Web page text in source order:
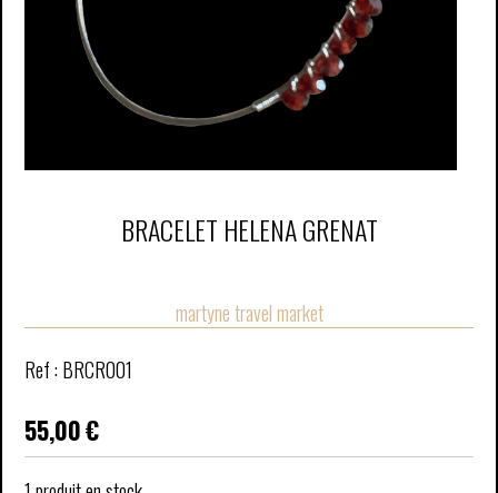
BRACELET HELENA GRENAT
martyne travel market
Ref : BRCR001
55,00€